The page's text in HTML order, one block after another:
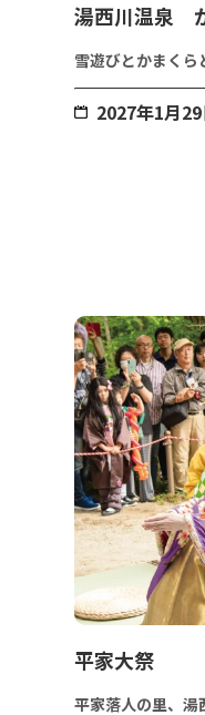
湯西川温泉
雪遊びとかまくら
2027年1月
平家大祭
平家落人の里、湯